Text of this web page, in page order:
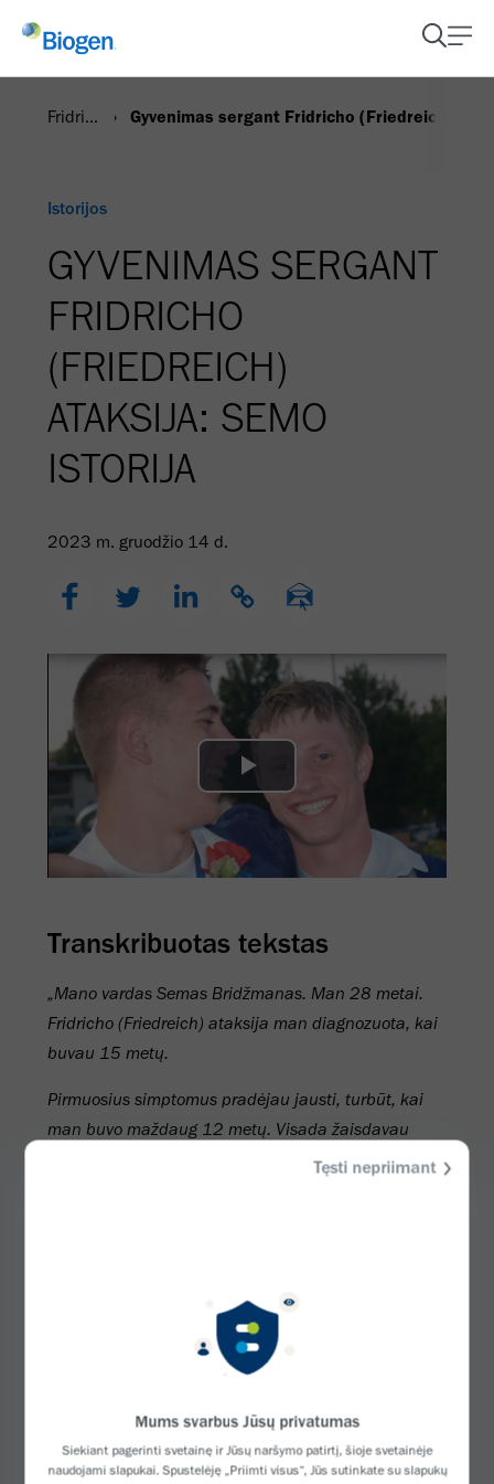
Mums svarbus Jūsų privatumas
Siekiant pagerinti svetainę ir Jūsų naršymo patirtį, šioje svetainėje
naudojami slapukai. Spustelėję „Priimti visus“, Jūs sutinkate su slapukų
Tęsti nepriimant
Fridricho (Friedreich) ataksija Gyvenimas sergant Fridricho (Friedreich)
Istorijos
GYVENIMAS SERGANT
FRIDRICHO
(FRIEDREICH)
ATAKSIJA: SEMO
ISTORIJA
2023 m. gruodžio 14 d.
Play
Video
Transkribuotas tekstas
„Mano vardas Semas Bridžmanas. Man 28 metai.
Fridricho (Friedreich) ataksija man diagnozuota, kai
buvau 15 metų.
Pirmuosius simptomus pradėjau jausti, turbūt, kai
man buvo maždaug 12 metų. Visada žaisdavau
beisbolą su tėčiu ir, kai jis į mane atmušdavo
Suklupdavau ir griūdavau ant žemės. Tėvai manęs
klausdavo, kas atsitiko, o aš sakydavau „žemė
pašoko ir užkliudė man koją“ ar panašiai.
negerai, bet aš apie tai per daug negalvojau. Prireikė
maždaug trejų metų, kol galiausiai nuėjau pas